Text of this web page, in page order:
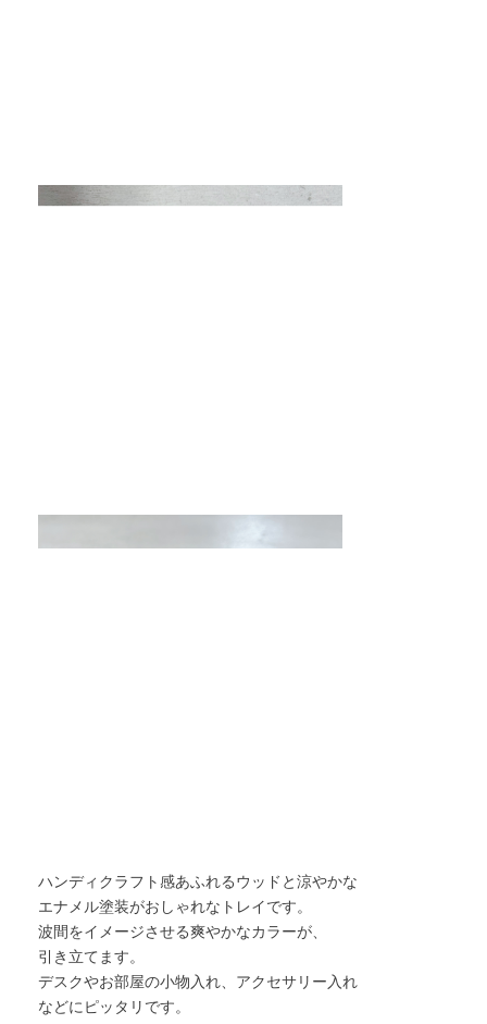
ハンディクラフト感あふれるウッドと涼やかな
エナメル塗装がおしゃれなトレイです。
波間をイメージさせる爽やかなカラーが、
引き立てます。
デスクやお部屋の小物入れ、アクセサリー入れ
などにピッタリです。